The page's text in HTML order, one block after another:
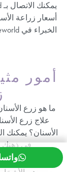
الخبراء في Esteworld واحصل على الابتسامة التي تريدها.
أمور
ما هو زرع
الأسنان؟ يمكنك
في ذهنك